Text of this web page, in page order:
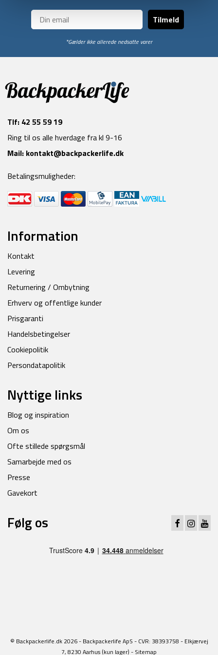
Tilmeld
*Gælder ikke allerede nedsatte varer
Tlf: 42 55 59 19
Ring til os alle hverdage fra kl 9-16
Mail: kontakt@backpackerlife.dk
Betalingsmuligheder:
Information
Kontakt
Levering
Returnering / Ombytning
Erhverv og offentlige kunder
Prisgaranti
Handelsbetingelser
Cookiepolitik
Persondatapolitik
Nyttige links
Blog og inspiration
Om os
Ofte stillede spørgsmål
Samarbejde med os
Presse
Gavekort
Følg os
© Backpackerlife.dk 2026 - Backpackerlife ApS - CVR: 38393758 - Elkjærvej
7, 8230 Aarhus (kun lager) - Sitemap